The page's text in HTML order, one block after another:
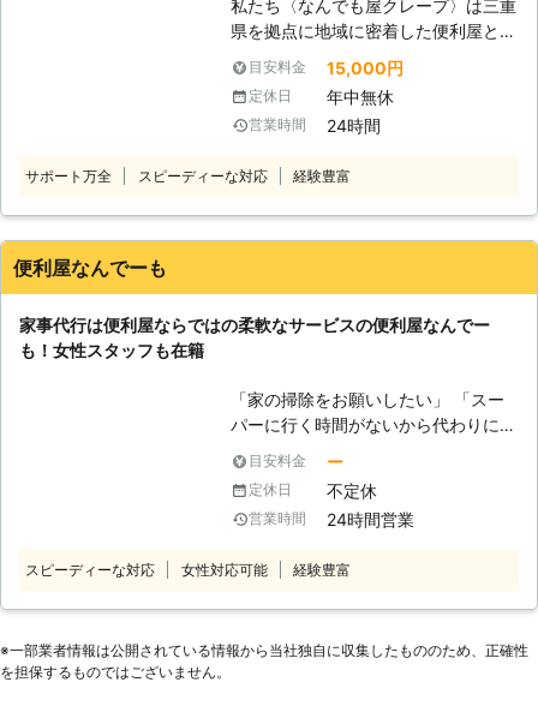
ドをもった、元気で明るい女性スタッ
フ＝ベアーズレディがお伺いいたしま
す。 【感動】～お客様感動度120%の
追及～ 「家事」ではなく「心のゆと
り」を提供することがベアーズの努
め。すべての方の笑顔のために全力で
私たち〈なんでも屋クレープ〉は三重
県を拠点に地域に密着した便利屋とし
てお客様のご依頼に応えております。
業務内容につきましては『買物代行』
『お庭のお手入れ』『廃品回収』『送
迎サービス』etc... 忙しいあなたの為
〈なんでも屋クレープの買物代行サー
ない』 『なるべくコストを抑えて買
屋クレープではお客様が抱えている問
題やお悩みを少しでも軽減できますよ
うに、誠心誠意サポートいたします。
お客様のご依頼スタッフ一同、心から
お待ちしております。
目安料金 15,000円
定休日 年中無休
営業時間 24時間
サポート万全 スピーディーな対応 経験豊富
便利屋なんでーも
家事代行は便利屋ならではの柔軟なサービスの便利屋なんでー
も！女性スタッフも在籍
「家の掃除をお願いしたい」 「スー
パーに行く時間がないから代わりに買
い物に行って欲しい」 「庭の草が気
になるから草刈りを依頼したい」
「ちょっと部屋の模様替えをしてほし
い」 このようなご要望があるときに
任せください。当店は大阪市淀川区に
事のお手伝いをいたしますので、お気
目安料金 ー
定休日 不定休
営業時間 24時間営業
スピーディーな対応 女性対応可能 経験豊富
※⼀部業者情報は公開されている情報から当社独⾃に収集したもののため、正確性
を担保するものではございません。